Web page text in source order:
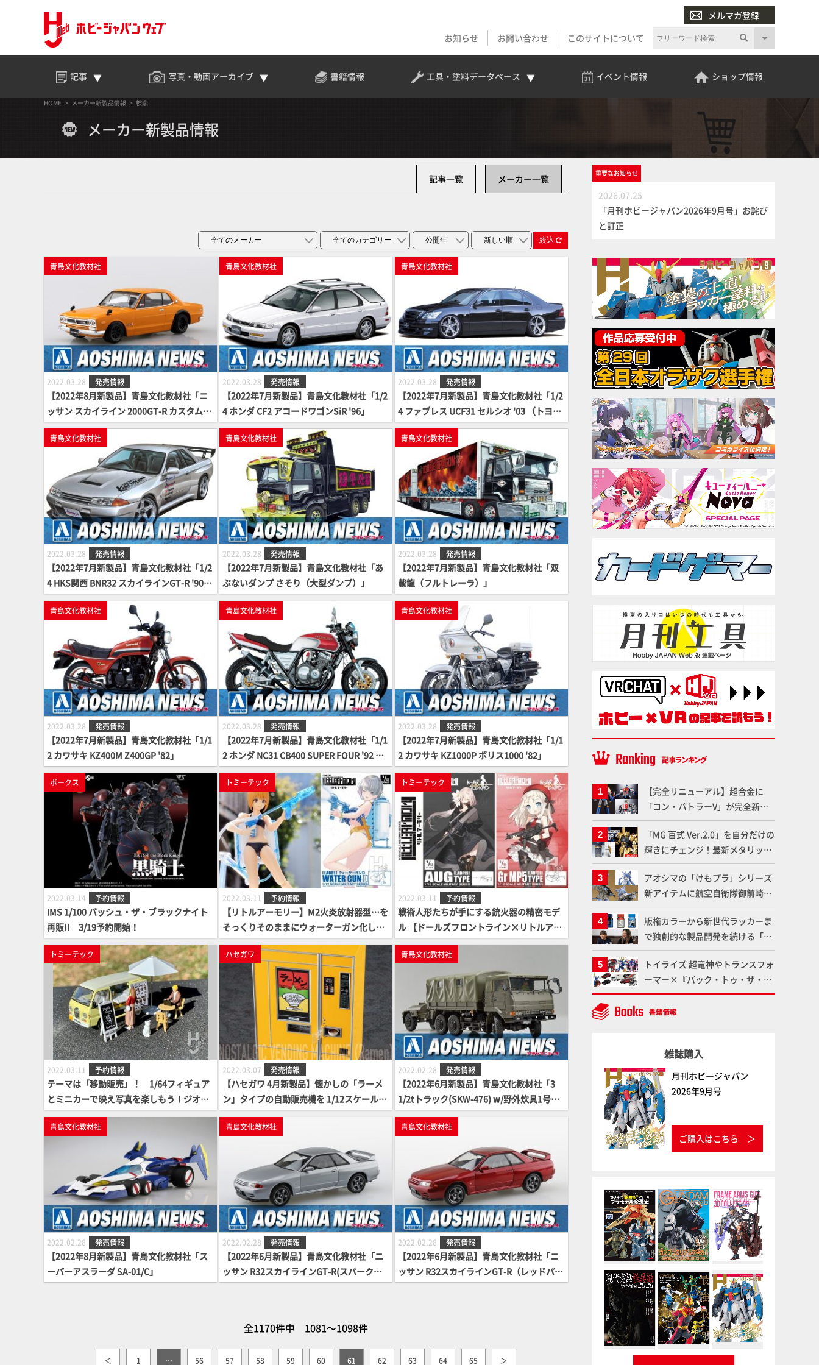
メルマガ登録
お知らせ
お問い合わせ このサイトについて
記事 写真・動画アーカイブ 書籍情報 工具・塗料データベース イベント情報 ショップ情報
HOME メーカー新製品情報 検索
メーカー新製品情報
記事一覧 メーカー一覧
絞込
青島文化教材社
2022.03.28 発売情報
【2022年8月新製品】青島文化教材社「ニ
ッサン スカイライン 2000GT-R カスタムホ
イール(サファリブラウン)」
青島文化教材社
2022.03.28 発売情報
【2022年7月新製品】青島文化教材社「1/2
4 ホンダ CF2 アコードワゴンSiR '96」
青島文化教材社
2022.03.28 発売情報
【2022年7月新製品】青島文化教材社「1/2
4 ファブレス UCF31 セルシオ '03 （トヨ
タ）」
青島文化教材社
2022.03.28 発売情報
【2022年7月新製品】青島文化教材社「1/2
4 HKS関西 BNR32 スカイラインGT-R '90
(ニッサン)」
青島文化教材社
2022.03.28 発売情報
【2022年7月新製品】青島文化教材社「あ
ぶないダンプ さそり（大型ダンプ）」
青島文化教材社
2022.03.28 発売情報
【2022年7月新製品】青島文化教材社「双
載龍（フルトレーラ）」
青島文化教材社
2022.03.28 発売情報
【2022年7月新製品】青島文化教材社「1/1
2 カワサキ KZ400M Z400GP '82」
青島文化教材社
2022.03.28 発売情報
【2022年7月新製品】青島文化教材社「1/1
2 ホンダ NC31 CB400 SUPER FOUR '92 カ
スタムパーツ付き」
青島文化教材社
2022.03.28 発売情報
【2022年7月新製品】青島文化教材社「1/1
2 カワサキ KZ1000P ポリス1000 '82」
ボークス
2022.03.14 予約情報
IMS 1/100 バッシュ・ザ・ブラックナイト
再販!! 3/19予約開始！
トミーテック
2022.03.11 予約情報
【リトルアーモリー】M2火炎放射器型…を
そっくりそのままにウォーターガン化した
「圧搾ガス式大容量水鉄砲」!
トミーテック
2022.03.11 予約情報
戦術人形たちが手にする銃火器の精密モデ
ル 【ドールズフロントライン×リトルアー
モリー】2種が登場！
トミーテック
2022.03.11 予約情報
テーマは「移動販売」！ 1/64フィギュア
とミニカーで映え写真を楽しもう！ジオコ
レ64 #カースナップ
ハセガワ
2022.03.07 発売情報
【ハセガワ 4月新製品】懐かしの「ラーメ
ン」タイプの自動販売機を 1/12スケールで
キット化！
青島文化教材社
2022.02.28 発売情報
【2022年6月新製品】青島文化教材社「3
1/2tトラック(SKW-476) w/野外炊具1号（2
2改）&1t水タンクトレーラ」
青島文化教材社
2022.02.28 発売情報
【2022年8月新製品】青島文化教材社「ス
ーパーアスラーダ SA-01/C」
青島文化教材社
2022.02.28 発売情報
【2022年6月新製品】青島文化教材社「ニ
ッサン R32スカイラインGT-R(スパークシ
ルバー)」
青島文化教材社
2022.02.28 発売情報
【2022年6月新製品】青島文化教材社「ニ
ッサン R32スカイラインGT-R（レッドパー
ル)」
全1170件中 1081～1098件
＜ 1 … 56 57 58 59 60 61 62 63 64 65 ＞
重要なお知らせ
2026.07.25
「月刊ホビージャパン2026年9月号」お詫び
と訂正
【完全リニューアル】超合金に
「コン・バトラーV」が完全新規
造形で登場！気になる仕様を試作
品の撮り下ろしでご紹介!!さらに
「大鉄人17」＆「ワンエイト」セ
ット情報もお届け！【超合金の
魂】
「MG 百式 Ver.2.0」を自分だけの
輝きにチェンジ！最新メタリック
塗料を使ってより金属感を増した
仕上がりに!!【試し読み】
アオシマの「けもプラ」シリーズ
新アイテムに航空自衛隊御前崎分
屯基地の公式キャラクターとして
誕生した「おまねこ」が着任！け
もプラ公式サイト限定版と通常版
の2ラインで発売！
版権カラーから新世代ラッカーま
で独創的な製品開発を続ける「ガ
イアノーツ」に塗料開発の裏側と
ラッカー塗料の未来についてイン
タビュー！
トイライズ 超竜神やトランスフォ
ーマー×『バック・トゥ・ザ・フ
ューチャー』コラボアイテムな
ど、タカラトミーの注目アイテム
雑誌購入
月刊ホビージャパン
2026年9月号
ご購入はこちら